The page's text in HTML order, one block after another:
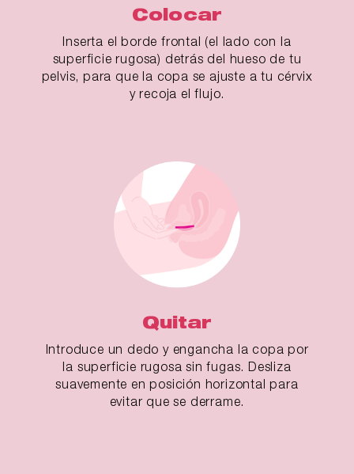
Colocar
Inserta el borde frontal (el lado con la
superficie rugosa) detrás del hueso de tu
pelvis, para que la copa se ajuste a tu cérvix
y recoja el flujo.
Quitar
Introduce un dedo y engancha la copa por
la superficie rugosa sin fugas. Desliza
suavemente en posición horizontal para
evitar que se derrame.